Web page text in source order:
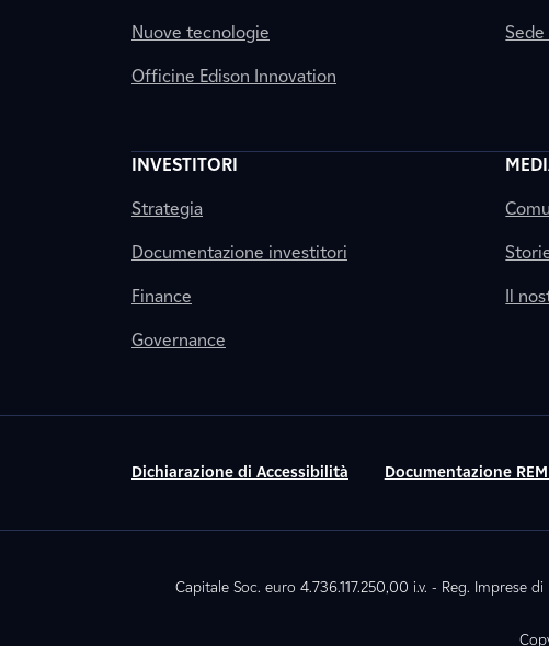
Nuove tecnologie
Officine Edison Innovation
INVESTITORI
Strategia
Documentazione investitori
Finance
Governance
Il
Dichiarazione di Accessibilità Documentazione
Capitale Soc. euro 4.736.117.250,00 i.v. - Reg. Imprese